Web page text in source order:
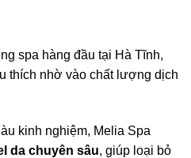
spa hàng đầu tại Hà Tĩnh,
thích nhờ vào chất lượng dịch
kinh nghiệm, Melia Spa
da chuyên sâu, giúp loại bỏ